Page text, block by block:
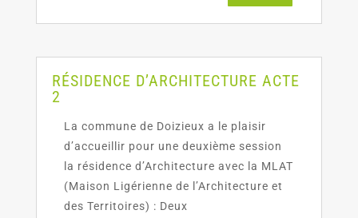
RÉSIDENCE D’ARCHITECTURE ACTE
2
La commune de Doizieux a le plaisir
d’accueillir pour une deuxième session
la résidence d’Architecture avec la MLAT
(Maison Ligérienne de l’Architecture et
des Territoires) : Deux